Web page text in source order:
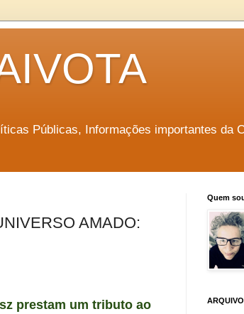
Públicas, Informações importantes da
AMADO:
prestam um tributo ao
Quem